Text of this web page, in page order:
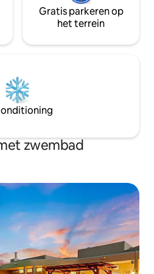
Gratis parkeren op
het terrein
zwembad